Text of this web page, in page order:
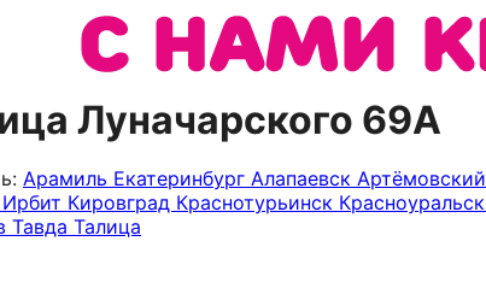
Луначарского 69А
Арамиль Екатеринбург Алапаевск Артёмовский
Ирбит Кировград Краснотурьинск Красноуральск
Тавда Талица